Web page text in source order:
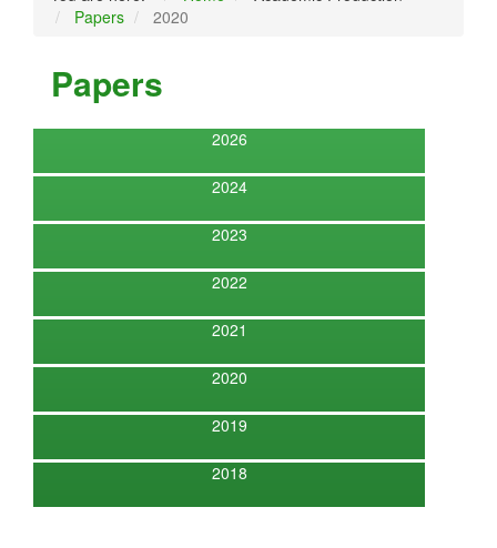
Papers
2020
Papers
2026
2024
2023
2022
2021
2020
2019
2018